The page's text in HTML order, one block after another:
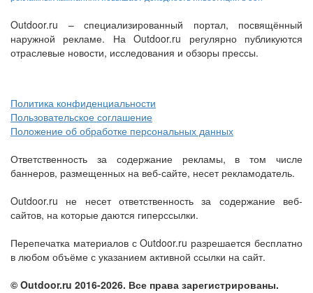
Outdoor.ru – специализированный портал, посвящённый
наружной рекламе. На Outdoor.ru регулярно публикуются
отраслевые новости, исследования и обзоры прессы.
Политика конфиденциальности
Пользовательское соглашение
Положение об обработке персональных данных
Ответственность за содержание рекламы, в том числе
баннеров, размещенных на веб-сайте, несет рекламодатель.
Outdoor.ru не несет ответственность за содержание веб-
сайтов, на которые даются гиперссылки.
Перепечатка материалов с Outdoor.ru разрешается бесплатно
в любом объёме с указанием активной ссылки на сайт.
© Outdoor.ru 2016-2026. Все права зарегистрированы.